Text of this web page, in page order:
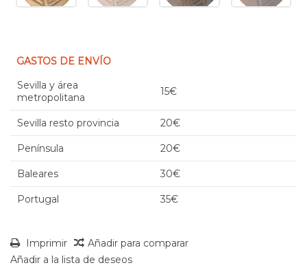
GASTOS DE ENVÍO
Sevilla y área
metropolitana
15€
Sevilla resto provincia 20€
Península 20€
Baleares 30€
Portugal 35€
Imprimir
Añadir para comparar
Añadir a la lista de deseos